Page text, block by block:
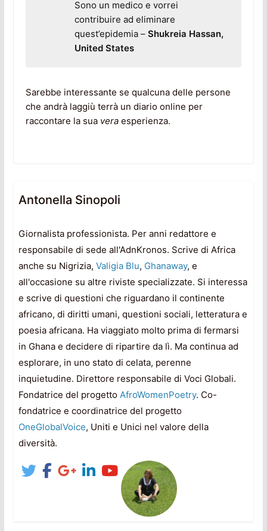
Sono un medico e vorrei
contribuire ad eliminare
quest’epidemia– Shukreia Hassan,
United States
Sarebbe interessante se qualcuna delle persone
che andrà laggiù terrà un diario online per
raccontare la sua veraesperienza.
Antonella Sinopoli
Giornalista professionista. Per anni redattore e
responsabile di sede all'AdnKronos. Scrive di Africa
anche su Nigrizia, Valigia Blu, Ghanaway, e
all'occasione su altre riviste specializzate. Si interessa
e scrive di questioni che riguardano il continente
africano, di diritti umani, questioni sociali, letteratura e
poesia africana. Ha viaggiato molto prima di fermarsi
in Ghana e decidere di ripartire da lì. Ma continua ad
esplorare, in uno stato di celata, perenne
inquietudine. Direttore responsabile di Voci Globali.
Fondatrice del progetto AfroWomenPoetry. Co-
fondatrice e coordinatrice del progetto
OneGlobalVoice, Uniti e Unici nel valore della
diversità.